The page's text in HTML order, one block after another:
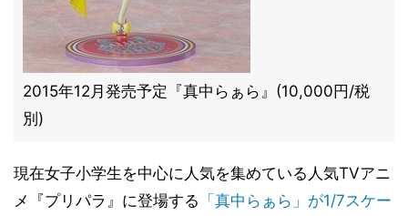
2015年12月発売予定『真中らぁら』(10,000円/税
別)
現在女子小学生を中心に人気を集めている人気TVアニ
メ『プリパラ』に登場する 「真中らぁら」が1/7スケー